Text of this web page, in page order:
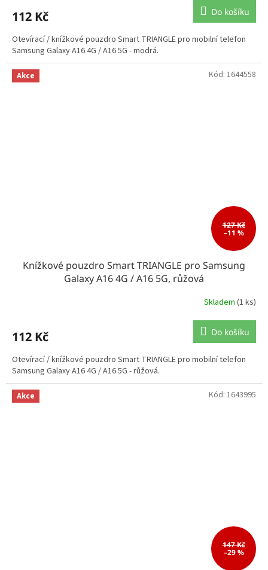
112 Kč Do košíku
Otevírací / knížkové pouzdro Smart TRIANGLE pro mobilní telefon
Samsung Galaxy A16 4G / A16 5G - modrá.
Akce
127 Kč
–11 %
Knížkové pouzdro Smart TRIANGLE pro Samsung
Galaxy A16 4G / A16 5G, růžová
Skladem (1 ks)
112 Kč Do košíku
Otevírací / knížkové pouzdro Smart TRIANGLE pro mobilní telefon
Samsung Galaxy A16 4G / A16 5G - růžová.
Kód: 1644558
Akce
147 Kč
–29 %
Kód: 1643995